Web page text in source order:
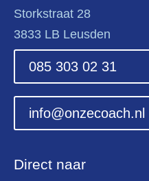
Storkstraat 28
3833 LB Leusden
085 303 02 31
info@onzecoach.nl
Direct naar